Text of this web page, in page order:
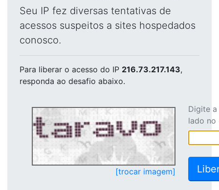
Seu IP fez diversas tentativas de
acessos suspeitos a sites hospedados
conosco.
Para liberar o acesso do IP 216.73.217.143,
responda ao desafio abaixo.
[trocar imagem]
Digite
lado no